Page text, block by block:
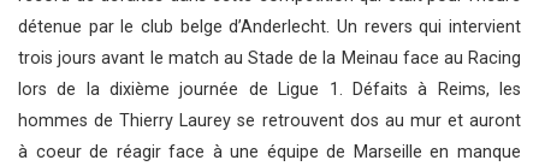
détenue par le club belge d’Anderlecht. Un revers qui intervient
trois jours avant le match au Stade de la Meinau face au Racing
lors de la dixième journée de Ligue 1. Défaits à Reims, les
hommes de Thierry Laurey se retrouvent dos au mur et auront
à coeur de réagir face à une équipe de Marseille en manque